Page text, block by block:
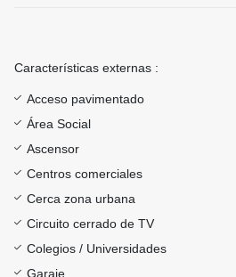
Características externas :
Acceso pavimentado
Área Social
Ascensor
Centros comerciales
Cerca zona urbana
Circuito cerrado de TV
Colegios / Universidades
Garaje